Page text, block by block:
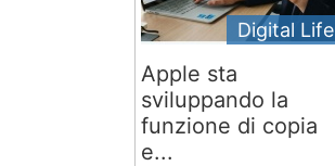
Digital Life
Apple sta
sviluppando la
funzione di copia
e...